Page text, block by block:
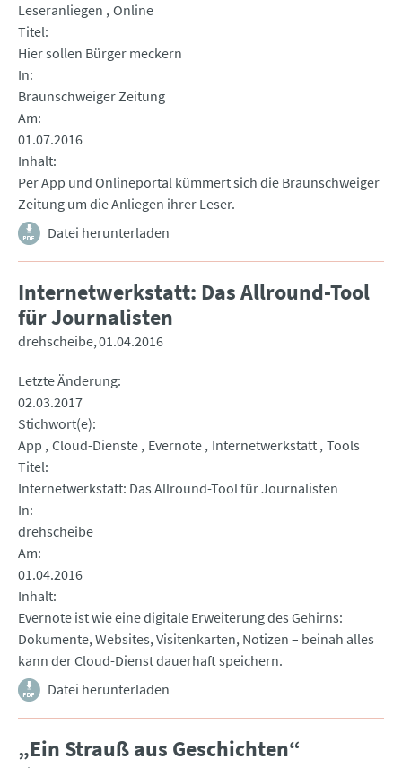
Leseranliegen Online
Titel
Hier sollen Bürger meckern
In
Braunschweiger Zeitung
Am
01.07.2016
Inhalt
Per App und Onlineportal kümmert sich die Braunschweiger
Zeitung um die Anliegen ihrer Leser.
Datei herunterladen
Internetwerkstatt: Das Allround-Tool
für Journalisten
drehscheibe 01.04.2016
Letzte Änderung
02.03.2017
Stichwort(e)
App Cloud-Dienste Evernote Internetwerkstatt Tools
Titel
Internetwerkstatt: Das Allround-Tool für Journalisten
In
drehscheibe
Am
01.04.2016
Inhalt
Evernote ist wie eine digitale Erweiterung des Gehirns:
Dokumente, Websites, Visitenkarten, Notizen – beinah alles
kann der Cloud-Dienst dauerhaft speichern.
Datei herunterladen
„Ein Strauß aus Geschichten“